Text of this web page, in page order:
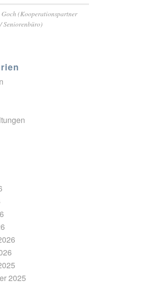
Goch (Kooperationspartner
Seniorenbüro)
2025